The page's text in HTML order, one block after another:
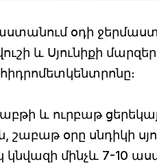
օդի
և Սյունիքի
և ուրբաթ
օրը սնդիկի
մինչև 7-10